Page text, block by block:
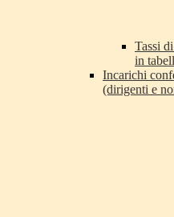
Tassi
in
Incarichi
(dirigenti e